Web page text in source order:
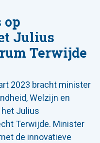
Julius
Terwijde
2023 bracht minister
Welzijn en
het Julius
Terwijde. Minister
de innovatieve